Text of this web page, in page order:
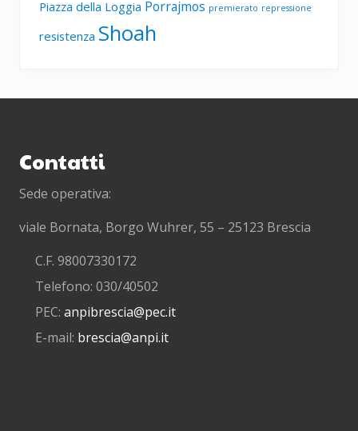
Piazza della Loggia Porrajmos premierato repressione
resistenza Shoah
Contatti
Sede operativa:
viale Bornata, Borgo Wuhrer, 55 – 25123 Brescia
C.F. 98007330172
Telefono: 030/40502
PEC: anpibrescia@pec.it
E-mail: brescia@anpi.it